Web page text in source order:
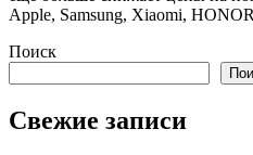
Apple, Samsung, Xiaomi,
Поиск
Свежие записи